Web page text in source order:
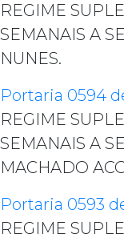
REGIME
SEMANAIS A
NUNES.
Portaria 0594
REGIME
SEMANAIS A
MACHADO
Portaria 0593
REGIME